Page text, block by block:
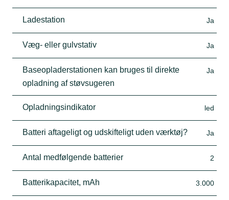
Ladestation Ja
Væg- eller gulvstativ Ja
Baseopladerstationen kan bruges til direkte
opladning af støvsugeren
Ja
Opladningsindikator led
Batteri aftageligt og udskifteligt uden værktøj? Ja
Antal medfølgende batterier 2
Batterikapacitet, mAh 3.000